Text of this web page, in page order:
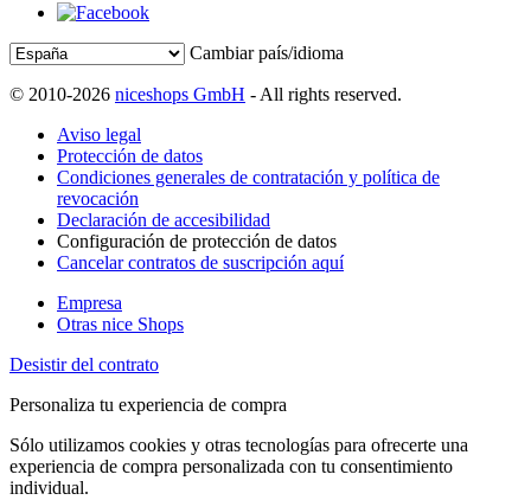
Cambiar país/idioma
© 2010-2026 niceshops GmbH - All rights reserved.
Aviso legal
Protección de datos
Condiciones generales de contratación y política de
revocación
Declaración de accesibilidad
Configuración de protección de datos
Cancelar contratos de suscripción aquí
Empresa
Otras nice Shops
Desistir del contrato
Personaliza tu experiencia de compra
Sólo utilizamos cookies y otras tecnologías para ofrecerte una
experiencia de compra personalizada con tu consentimiento
individual.